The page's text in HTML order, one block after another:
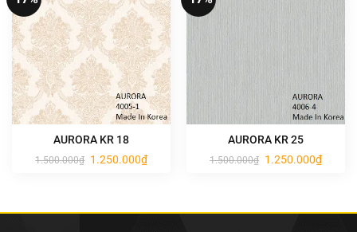
AURORA KR 18
1.500.000₫ Giá
gốc
1.250.000₫Giá
hiện
AURORA KR 25
1.500.000₫ Giá
gốc
1.250.000₫Giá
hiện